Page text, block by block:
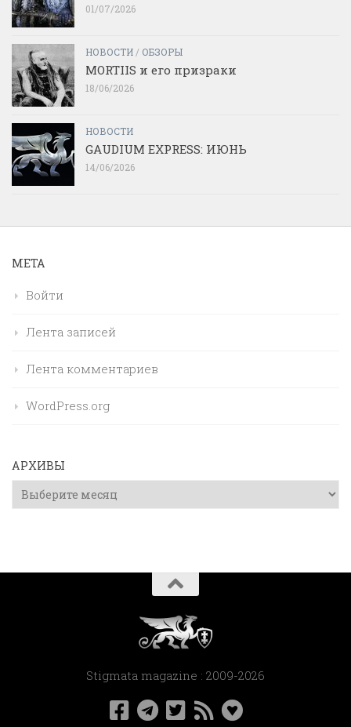
01/07/2026
НОВОСТИ / ОБЗОРЫ
MORTIIS и его призраки
18/06/2026
НОВОСТИ
GAUDIUM EXPRESS: ИЮНЬ
14/06/2026
МЕТА
Войти
Лента записей
Лента комментариев
WordPress.org
АРХИВЫ
Архивы
Stigmata magazine : 2009-2026